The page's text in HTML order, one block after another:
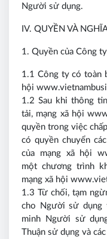
Người sử dụng.
IV. QUYỀN VÀ
1. Quyền của Công ty
1.1 Công ty có toàn
hội
1.2 Sau khi thông
tải, mạng xã hội
quyền trong việc
có quyền chuyển
của mạng xã hội
một chương trình
mạng xã hội
1.3 Từ chối, tạm
cho Người sử dụng
minh Người sử
Thuận sử dụng và